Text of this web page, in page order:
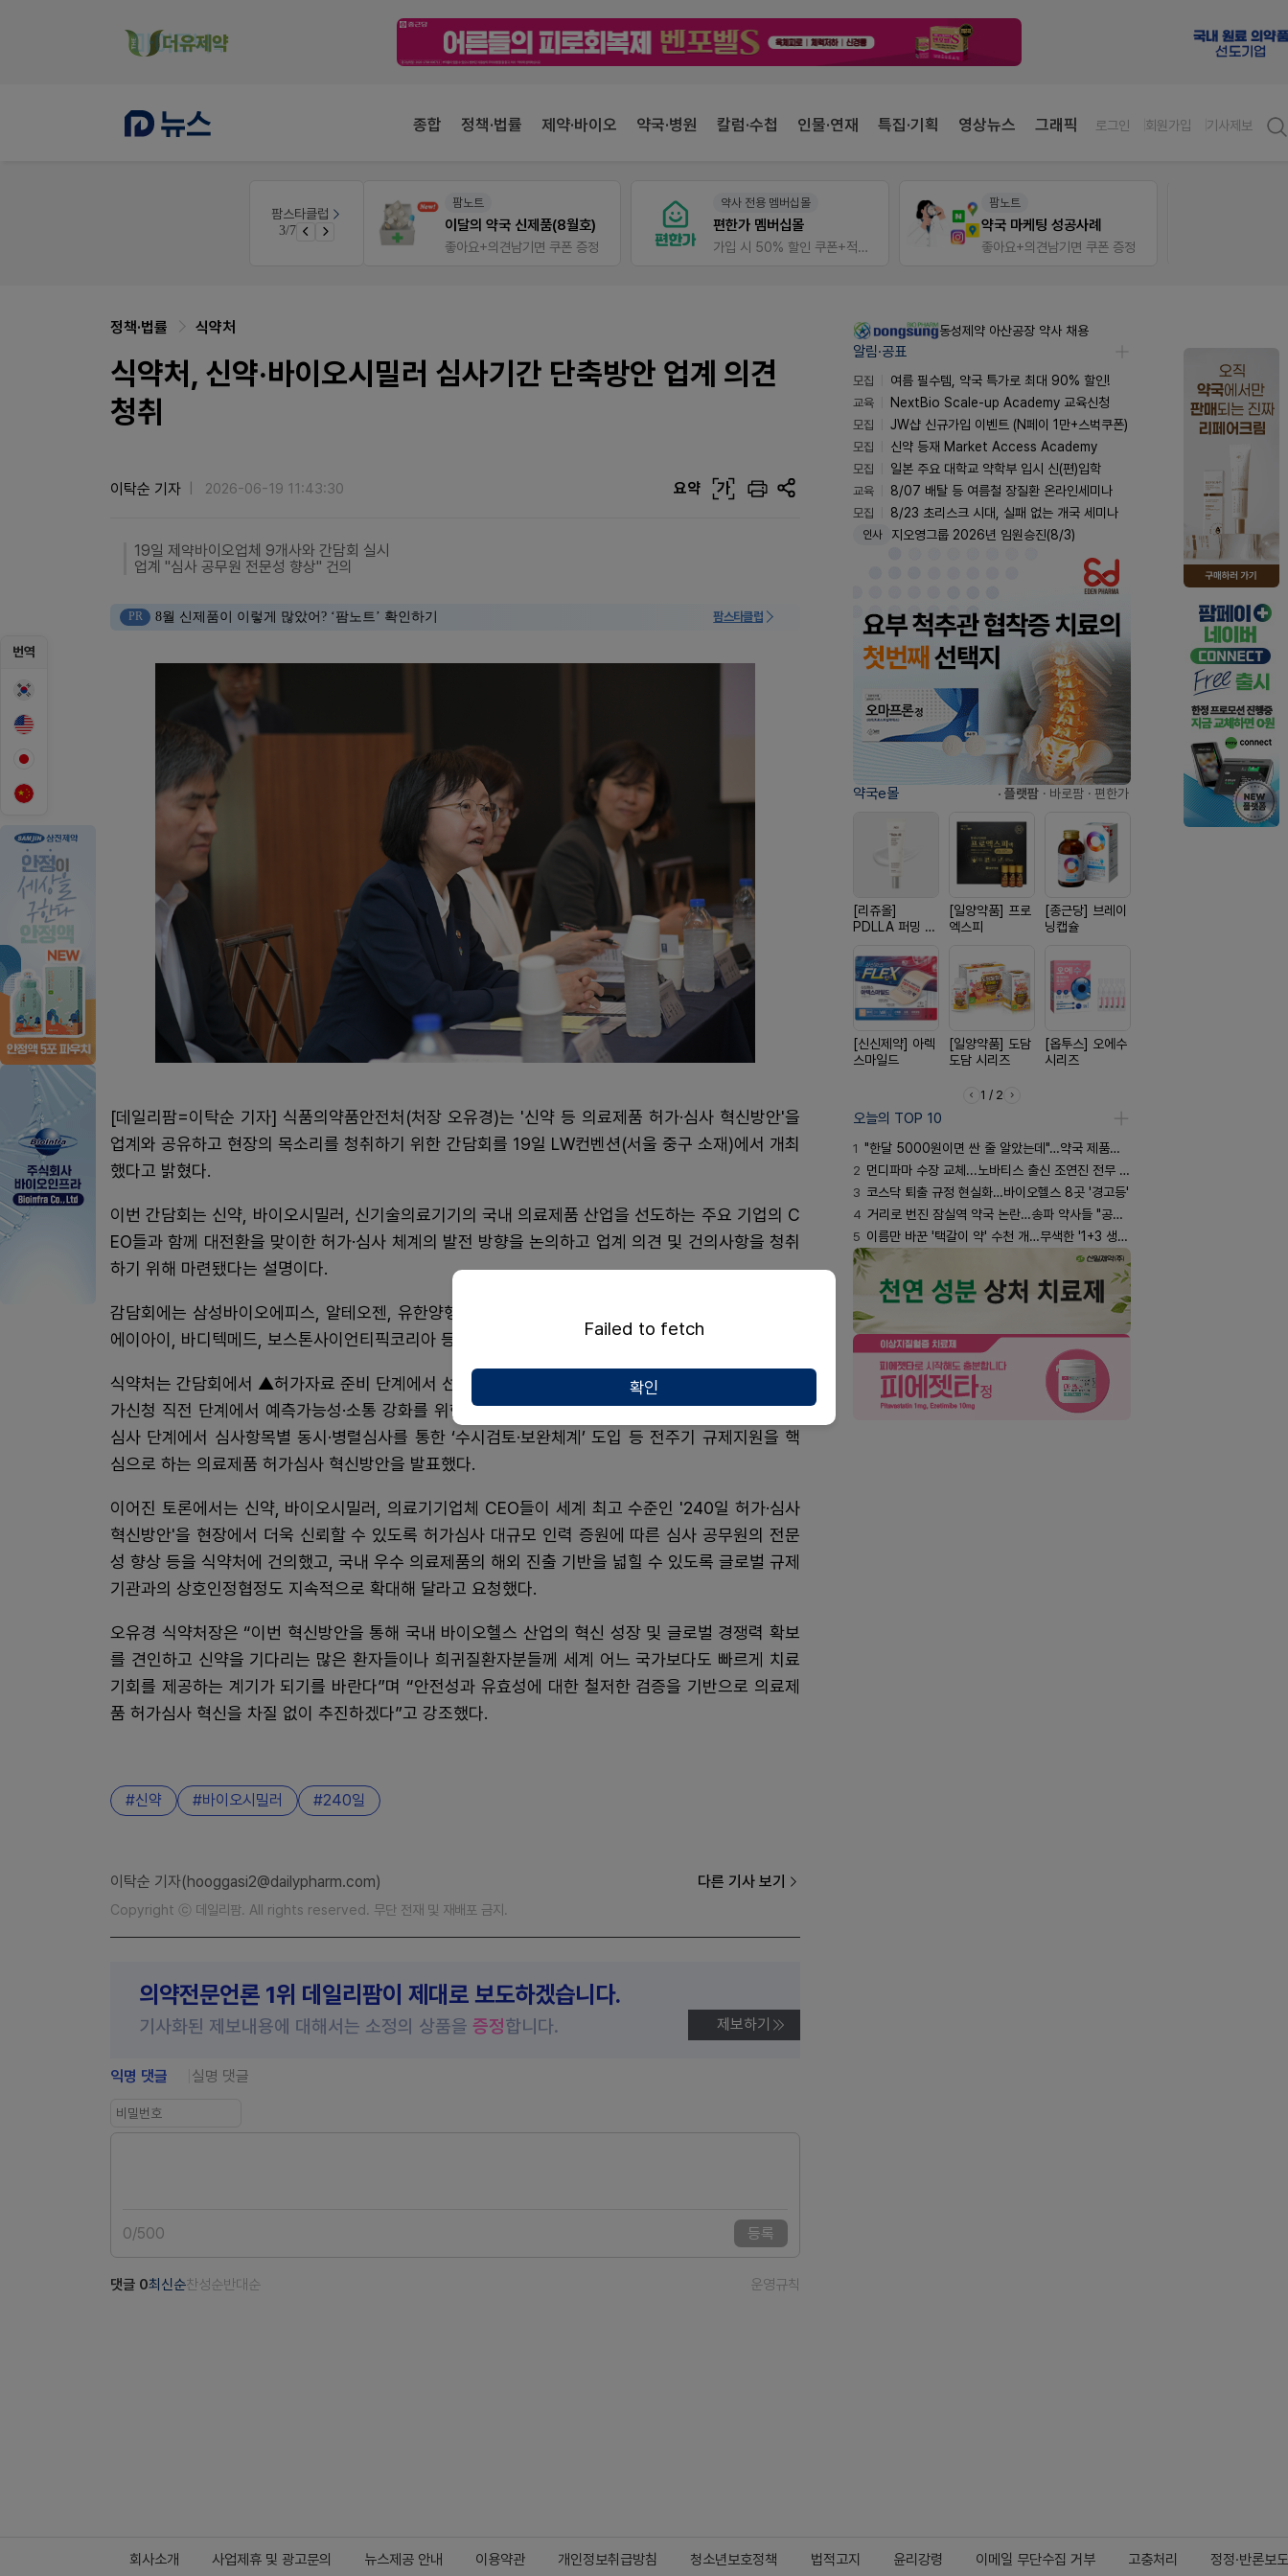
종합 정책·법률 제약·바이오 약국·병원 칼럼·수첩 인물·연재 특집·기획 영상뉴스 그래픽 로그인 회원가입 기사제보
팜스타클럽
3/7
팜노트
이달의 약국 신제품(8월호)
좋아요+의견남기면 쿠폰 증정
약사 전용 멤버십몰
편한가 멤버십몰
가입 시 50% 할인 쿠폰+적립금까지!
팜노트
약국 마케팅 성공사례
좋아요+의견남기면 쿠폰 증정
번역
정책·법률 식약처
식약처, 신약·바이오시밀러 심사기간 단축방안 업계 의견
청취
이탁순 기자 2026-06-19 11:43:30 요약 가
19일 제약바이오업체 9개사와 간담회 실시
업계 "심사 공무원 전문성 향상" 건의
PR 8월 신제품이 이렇게 많았어? ‘팜노트’ 확인하기 팜스타클럽
[데일리팜=이탁순 기자] 식품의약품안전처(처장 오유경)는 '신약 등 의료제품 허가·심사 혁신방안'을
업계와 공유하고 현장의 목소리를 청취하기 위한 간담회를 19일 LW컨벤션(서울 중구 소재)에서 개최
했다고 밝혔다.
이번 간담회는 신약, 바이오시밀러, 신기술의료기기의 국내 의료제품 산업을 선도하는 주요 기업의 C
EO들과 함께 대전환을 맞이한 허가·심사 체계의 발전 방향을 논의하고 업계 의견 및 건의사항을 청취
하기 위해 마련됐다는 설명이다.
감담회에는 삼성바이오에피스, 알테오젠, 유한양행, JW중외제약, 한국노바티스, 한국비엠에스, 숨빗
에이아이, 바디텍메드, 보스톤사이언티픽코리아 등 제약바이오 업체 관계자가 참석했다.
식약처는 간담회에서 ▲허가자료 준비 단계에서 선제적 규제지원을 위해 ‘체크리스트’ 개발·제공 ▲허
가신청 직전 단계에서 예측가능성·소통 강화를 위한 ‘허가 신청 전 대면회의’ 도입 ▲신청 이후 허가·
심사 단계에서 심사항목별 동시·병렬심사를 통한 ‘수시검토·보완체계’ 도입 등 전주기 규제지원을 핵
심으로 하는 의료제품 허가심사 혁신방안을 발표했다.
이어진 토론에서는 신약, 바이오시밀러, 의료기기업체 CEO들이 세계 최고 수준인 '240일 허가·심사
혁신방안'을 현장에서 더욱 신뢰할 수 있도록 허가심사 대규모 인력 증원에 따른 심사 공무원의 전문
성 향상 등을 식약처에 건의했고, 국내 우수 의료제품의 해외 진출 기반을 넓힐 수 있도록 글로벌 규제
기관과의 상호인정협정도 지속적으로 확대해 달라고 요청했다.
오유경 식약처장은 “이번 혁신방안을 통해 국내 바이오헬스 산업의 혁신 성장 및 글로벌 경쟁력 확보
를 견인하고 신약을 기다리는 많은 환자들이나 희귀질환자분들께 세계 어느 국가보다도 빠르게 치료
기회를 제공하는 계기가 되기를 바란다”며 “안전성과 유효성에 대한 철저한 검증을 기반으로 의료제
품 허가심사 혁신을 차질 없이 추진하겠다”고 강조했다.
신약 바이오시밀러 240일
이탁순 기자(hooggasi2@dailypharm.com) 다른 기사 보기
Copyright ⓒ 데일리팜. All rights reserved. 무단 전재 및 재배포 금지.
의약전문언론 1위 데일리팜이 제대로 보도하겠습니다.
기사화된 제보내용에 대해서는 소정의 상품을 증정합니다. 제보하기
익명 댓글 실명 댓글
0/500 등록
댓글 0최신순찬성순반대순 운영규칙
동성제약 아산공장 약사 채용
알림·공표
모집
여름 필수템, 약국 특가로 최대 90% 할인!
교육
NextBio Scale-up Academy 교육신청
모집
JW샵 신규가입 이벤트 (N페이 1만+스벅쿠폰)
모집
신약 등재 Market Access Academy
모집
일본 주요 대학교 약학부 입시 신(편)입학
교육
8/07 배탈 등 여름철 장질환 온라인세미나
모집
8/23 초리스크 시대, 실패 없는 개국 세미나
인사 지오영그룹 2026년 임원승진(8/3)
약국e몰 · 플랫팜 · 바로팜 · 편한가
[리쥬올]
PDLLA 퍼밍 크
[일양약품] 프로
엑스피
[종근당] 브레이
닝캡슐
[신신제약] 아렉
스마일드
[일양약품] 도담
도담 시리즈
[옵투스] 오에수
시리즈
1 / 2
오늘의 TOP 10
1 "한달 5000원이면 싼 줄 알았는데"…약국 제품과 비교해보니
2 먼디파마 수장 교체...노바티스 출신 조연진 전무 내정
3 코스닥 퇴출 규정 현실화…바이오헬스 8곳 '경고등'
4 거리로 번진 잠실역 약국 논란…송파 약사들 "공공성 훼손"
5 이름만 바꾼 '택갈이 약' 수천 개…무색한 '1+3 생동'
회사소개 사업제휴 및 광고문의 뉴스제공 안내 이용약관 개인정보취급방침 청소년보호정책 법적고지 윤리강령 이메일 무단수집 거부 고충처리 정정·반론보도
Failed to fetch
확인